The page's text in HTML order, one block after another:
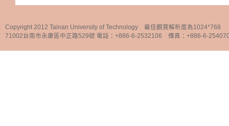
Copyright 2012 Tainan University of Technology 最佳觀賞解析度為1024*768
71002台南市永康區中正路529號 電話：+886-6-2532106 傳真：+886-6-